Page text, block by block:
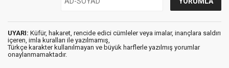
UYARI: Küfür, hakaret, rencide edici cümleler veya imalar, inançlara saldırı
içeren, imla kuralları ile yazılmamış,
Türkçe karakter kullanılmayan ve büyük harflerle yazılmış yorumlar
onaylanmamaktadır.